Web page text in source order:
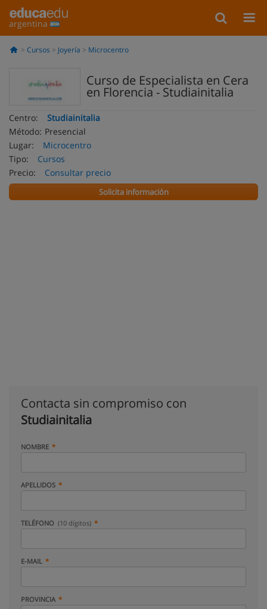
argentina
Cursos Joyería Microcentro
Curso de Especialista en Cera
en Florencia - Studiainitalia
Centro:
Studiainitalia
Método: Presencial
Lugar:
Microcentro
Tipo:
Cursos
Precio:
Consultar precio
Solicita información
Contacta sin compromiso con
Studiainitalia
NOMBRE
APELLIDOS
TELÉFONO (10 dígitos)
E-MAIL
PROVINCIA